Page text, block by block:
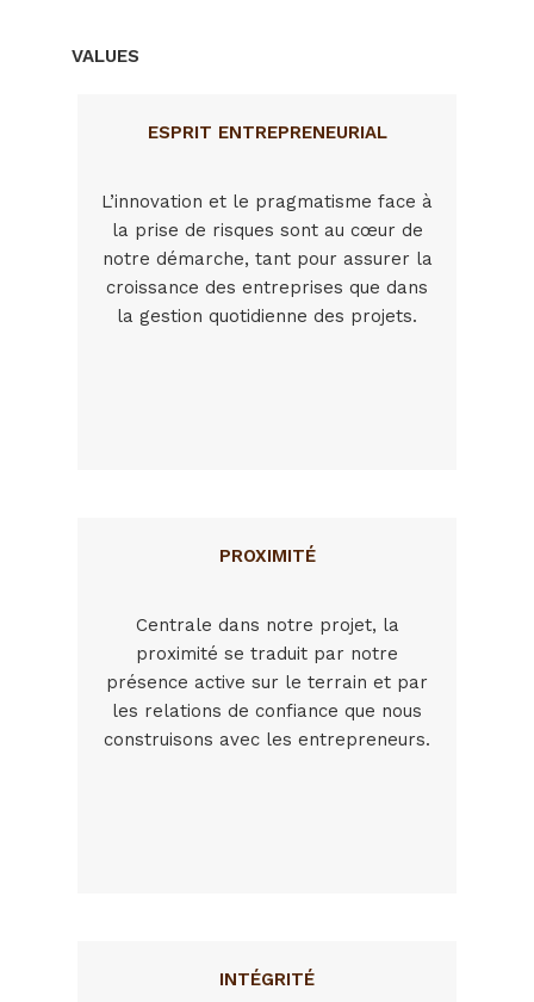
VALUES
ESPRIT ENTREPRENEURIAL
L’innovation et le pragmatisme face à
la prise de risques sont au cœur de
notre démarche, tant pour assurer la
croissance des entreprises que dans
la gestion quotidienne des projets.
PROXIMITÉ
Centrale dans notre projet, la
proximité se traduit par notre
présence active sur le terrain et par
les relations de confiance que nous
construisons avec les entrepreneurs.
INTÉGRITÉ